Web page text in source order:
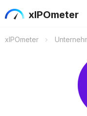
xIPOmeter
xIPOmeter